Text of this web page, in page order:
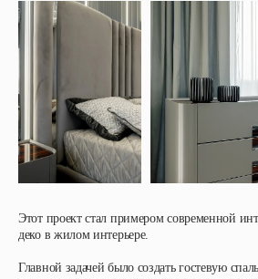
Этот проект стал примером современной
деко в жилом интерьере.
Главной задачей было создать гостевую